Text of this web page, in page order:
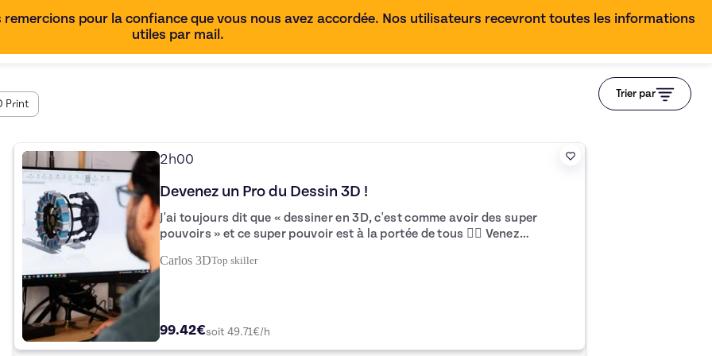
pour la confiance que vous nous avez accordée. Nos utilisateurs recevront toutes les informations
utiles par mail.
Print
Trier par
2h00
Devenez un Pro du Dessin 3D !
J'ai toujours dit que « dessiner en 3D, c'est comme avoir des super
pouvoirs » et ce super pouvoir est à la portée de tous 🐱‍🏍 Venez
et votre mentor dans le monde de la 3D 🧙‍♂️
Carlos 3DTopskiller
99.42€soit49.71€/h